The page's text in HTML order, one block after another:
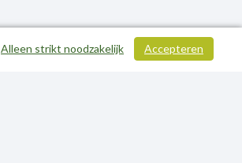
Accepteren
Alleen strikt noodzakelijk